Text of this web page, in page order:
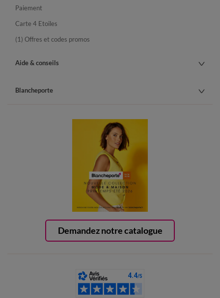
Demandez notre catalogue
Paiement
Carte 4 Etoiles
(1) Offres et codes promos
Aide & conseils
Blancheporte